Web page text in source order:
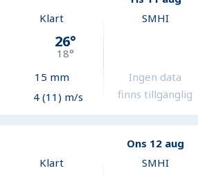
Klart
26°
18°
15 mm
4 (11) m/s
SMHI
Ingen data
finns tillgänglig
Ons 12 aug
Klart
SMHI